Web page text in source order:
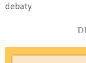
debaty.